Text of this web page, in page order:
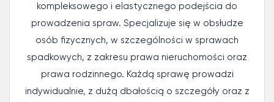
kompleksowego i elastycznego podejścia do
prowadzenia spraw. Specjalizuje się w obsłudze
osób fizycznych, w szczególności w sprawach
spadkowych, z zakresu prawa nieruchomości oraz
prawa rodzinnego. Każdą sprawę prowadzi
indywidualnie, z dużą dbałością o szczegóły oraz z